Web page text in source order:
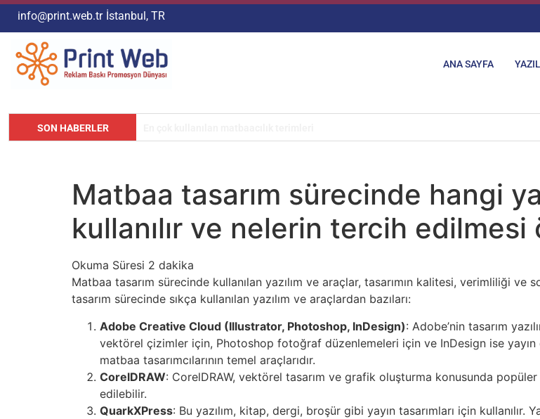
info@print.web.tr İstanbul, TR
ANA SAYFA
SON HABERLER
Matbaa tasarım sürecinde hangi
kullanılır ve nelerin tercih edilmesi
Matbaa tasarım sürecinde kullanılan yazılım ve araçlar, tasarımın kalitesi, verimliliği ve
tasarım sürecinde sıkça kullanılan yazılım ve araçlardan bazıları:
Adobe Creative Cloud (Illustrator, Photoshop, InDesign): Adobe’nin tasarım
vektörel çizimler için, Photoshop fotoğraf düzenlemeleri için ve InDesign ise yayın
matbaa tasarımcılarının temel araçlarıdır.
CorelDRAW: CorelDRAW, vektörel tasarım ve grafik oluşturma konusunda
edilebilir.
QuarkXPress: Bu yazılım, kitap, dergi, broşür gibi yayın tasarımları için kullanılır.